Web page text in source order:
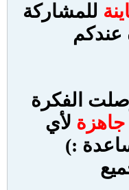
للمشاركة
عندكم
الفكرة
جاهزة لأي
:)